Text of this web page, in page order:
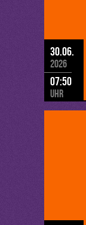
30.06.
2026
07:50
Uhr